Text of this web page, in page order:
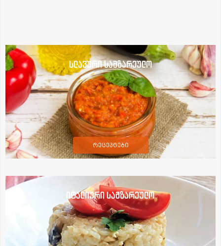
სლავური სამზარეულო
რეცეპტები
იტალიური სამზარეულო